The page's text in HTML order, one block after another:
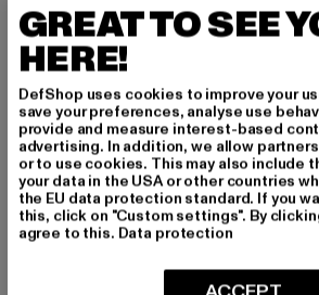
BRANDIT
Savage Vintage
42,99 EUR
Derzeitiger Preis: 42,99 EUR
49,99 EURAktionspreis: 49,99 EUR
BDU
33,24
GREAT TO SEE
HERE!
DefShop uses cookies to improve your
save your preferences, analyse use
provide and measure interest-based
advertising. In addition, we allow
or to use cookies. This may also include
your data in the USA or other countries
the EU data protection standard. If you
this, click on "Custom settings". By
agree to this. Data protection